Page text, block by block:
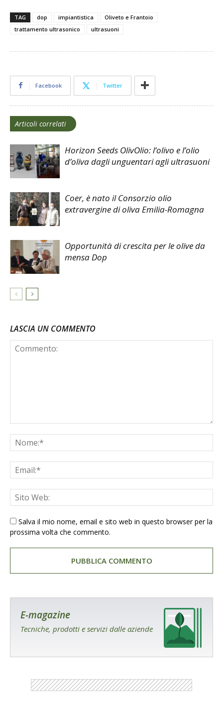
TAG dop impiantistica
Oliveto e Frantoio
trattamento ultrasonico
ultrasuoni
Facebook Twitter
Articoli correlati
Horizon Seeds OlivOlio: l’olivo e l’olio
d’oliva dagli unguentari agli ultrasuoni
Coer, è nato il Consorzio olio
extravergine di oliva Emilia-Romagna
Opportunità di crescita per le olive da
mensa Dop
LASCIA UN COMMENTO
Salva il mio nome, email e sito web in questo browser per la
prossima volta che commento.
E-magazine
Tecniche, prodotti e servizi dalle aziende